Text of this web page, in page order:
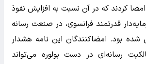
کردند که در آن نسبت به افزایش نفوذ
قدرتمند فرانسوی، در صنعت رسانه
شده بود. امضاکنندگان این نامه هشدار
رسانه‌ای در دست بولوره می‌تواند